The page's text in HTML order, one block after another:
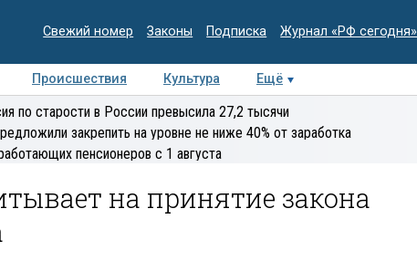
Свежий номер Законы Подписка Журнал «РФ сегодня»
Происшествия Культура Ещё
Интервью Колумнисты
экспертиза
по старости в России превысила 27,2 тысячи
закрепить на уровне не ниже 40% от заработка
пенсионеров с 1 августа
на принятие закона